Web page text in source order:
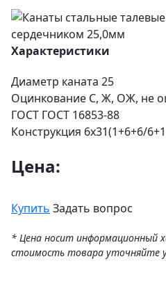
Характеристики
Диаметр каната 25
Оцинкование С, Ж, ОЖ, не
ГОСТ ГОСТ 16853-88
Конструкция 6х31(1+6+6/
Цена:
Купить Задать вопрос
* Цена носит информационный
стоимость товара уточняйте